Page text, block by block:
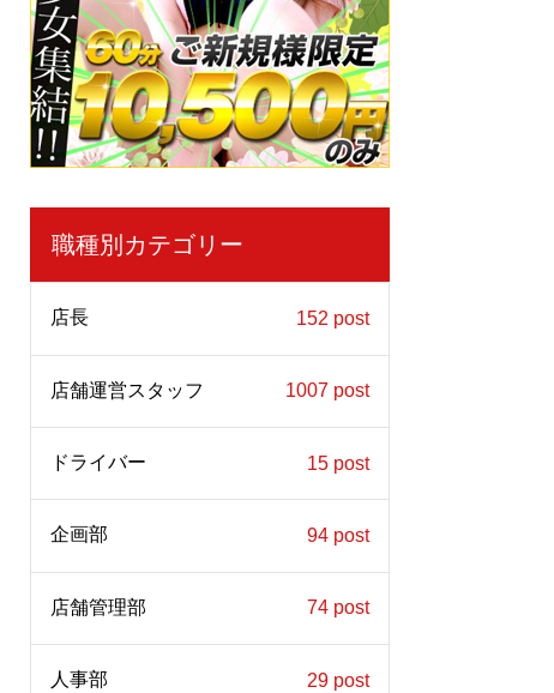
職種別カテゴリー
店長 152 post
店舗運営スタッフ 1007 post
ドライバー 15 post
企画部 94 post
店舗管理部 74 post
人事部 29 post